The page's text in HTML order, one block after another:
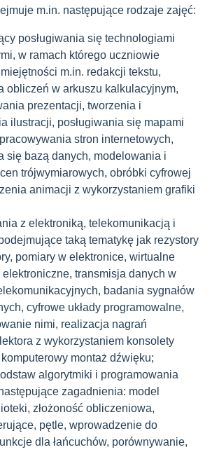
m.in. następujące rodzaje zajęć:
posługiwania się technologiami
w ramach którego uczniowie
m.in. redakcji tekstu,
obliczeń w arkuszu kalkulacyjnym,
prezentacji, tworzenia i
ilustracji, posługiwania się mapami
stron internetowych,
się bazą danych, modelowania i
trójwymiarowych, obróbki cyfrowej
animacji z wykorzystaniem grafiki
z elektroniką, telekomunikacją i
taką tematykę jak rezystory
pomiary w elektronice, wirtualne
elektroniczne, transmisja danych w
badania sygnałów
cyfrowe układy programowalne,
nimi, realizacja nagrań
z wykorzystaniem konsolety
montaż dźwięku;
algorytmiki i programowania
zagadnienia: model
złożoność obliczeniowa,
pętle, wprowadzenie do
dla łańcuchów, porównywanie,